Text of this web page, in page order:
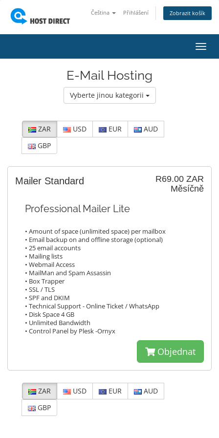
Čeština Přihlášení Zobrazit košík
E-Mail Hosting
Vyberte jinou kategorii
ZAR USD EUR
AUD
GBP
R69.00 ZAR
Měsíčně
Mailer Standard
Professional Mailer Lite
• Amount of space (unlimited space) per mailbox
• Email backup on and offline storage (optional)
• 25 email accounts
• Mailing lists
• Webmail Access
• MailMan and Spam Assassin
• Box Trapper
• SSL / TLS
• SPF and DKIM
• Technical Support - Online Ticket / WhatsApp
• Disk Space 4 GB
• Unlimited Bandwidth
• Control Panel by Plesk -Ornyx
Objednat
ZAR USD EUR
AUD
GBP